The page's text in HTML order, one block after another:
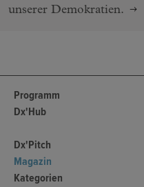
unserer Demokratien.
Programm
Dx'Hub
Dx'Pitch
Magazin
Kategorien